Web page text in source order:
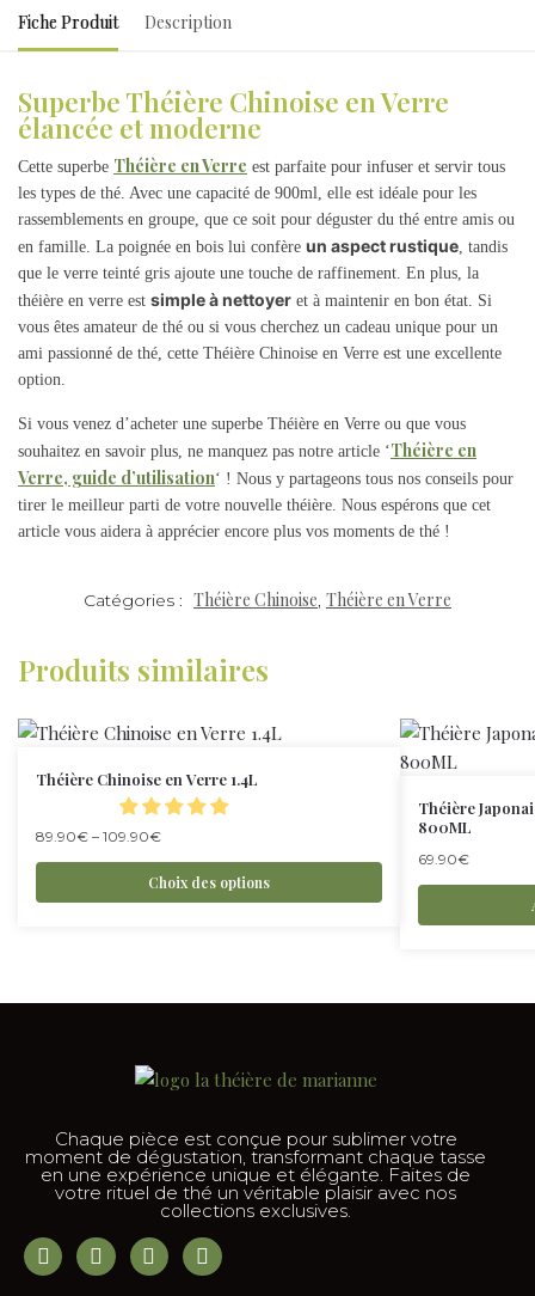
Fiche Produit Description
Superbe Théière Chinoise en Verre
élancée et moderne
Cette superbe Théière en Verre est parfaite pour infuser et servir tous
les types de thé. Avec une capacité de 900ml, elle est idéale pour les
rassemblements en groupe, que ce soit pour déguster du thé entre amis ou
en famille. La poignée en bois lui confère un aspect rustique , tandis
que le verre teinté gris ajoute une touche de raffinement. En plus, la
théière en verre est simple à nettoyer et à maintenir en bon état. Si
vous êtes amateur de thé ou si vous cherchez un cadeau unique pour un
ami passionné de thé, cette Théière Chinoise en Verre est une excellente
option.
Si vous venez d’acheter une superbe Théière en Verre ou que vous
souhaitez en savoir plus, ne manquez pas notre article ‘Théière en
Verre, guide d’utilisation‘ ! Nous y partageons tous nos conseils pour
tirer le meilleur parti de votre nouvelle théière. Nous espérons que cet
article vous aidera à apprécier encore plus vos moments de thé !
Catégories : Théière Chinoise Théière en Verre
Produits similaires
Théière Chinoise en Verre 1.4L
89.90€ – 109.90€
Choix des options
Théière
800ML
69.90€
Chaque pièce est conçue pour sublimer votre
moment de dégustation, transformant chaque tasse
en une expérience unique et élégante. Faites de
votre rituel de thé un véritable plaisir avec nos
collections exclusives.